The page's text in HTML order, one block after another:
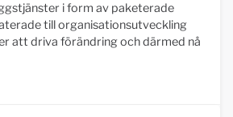
i form av paketerade
till organisationsutveckling
att driva förändring och därmed nå